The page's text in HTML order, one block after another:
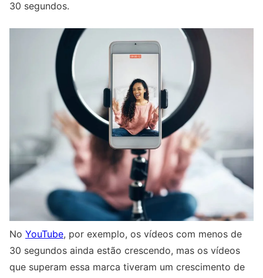
30 segundos.
No YouTube, por exemplo, os vídeos com menos de
30 segundos ainda estão crescendo, mas os vídeos
que superam essa marca tiveram um crescimento de